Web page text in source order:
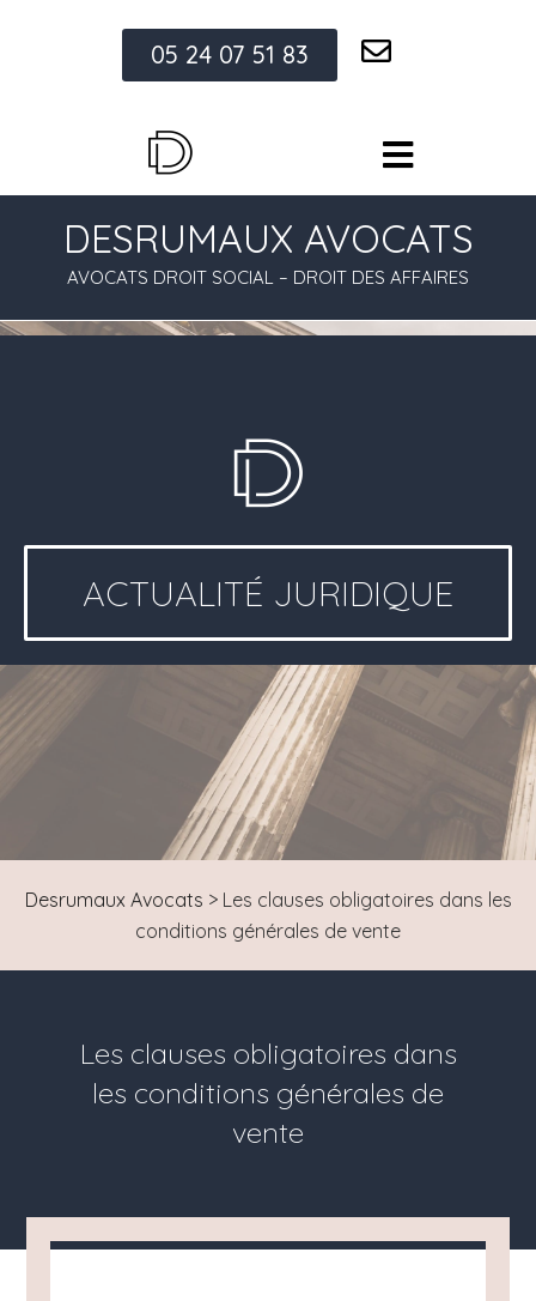
05 24 07 51 83
DESRUMAUX AVOCATS
AVOCATS DROIT SOCIAL – DROIT DES AFFAIRES
ACTUALITÉ JURIDIQUE
Desrumaux Avocats > Les clauses obligatoires dans les
conditions générales de vente
Les clauses obligatoires dans
les conditions générales de
vente